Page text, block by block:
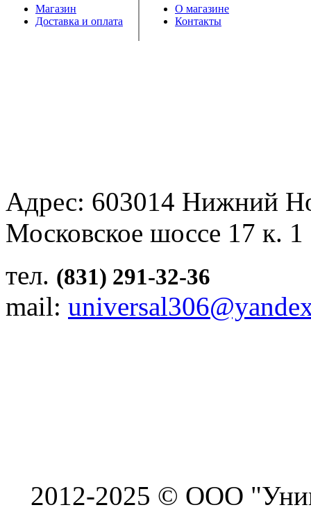
Магазин
Доставка и оплата
О магазине
Контакты
Адрес: 603014 Нижний
Московское шоссе 17 к.
тел. (831) 291-32-36
mail:
2012-2025 © ООО